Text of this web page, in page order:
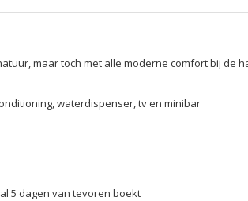
maar toch met alle moderne comfort bij de
waterdispenser, tv en minibar
5 dagen van tevoren boekt